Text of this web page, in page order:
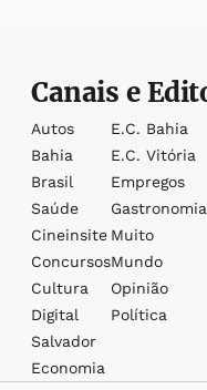
Canais e
Autos
Bahia
Brasil
Saúde
Cineinsite
Concursos
Cultura
Digital
Salvador
Economia
E.c. Bahia
E.c. Vitória
Empregos
Gastronomia
Muito
Mundo
Opinião
Política